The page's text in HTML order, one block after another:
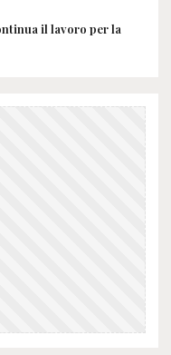
il lavoro per la